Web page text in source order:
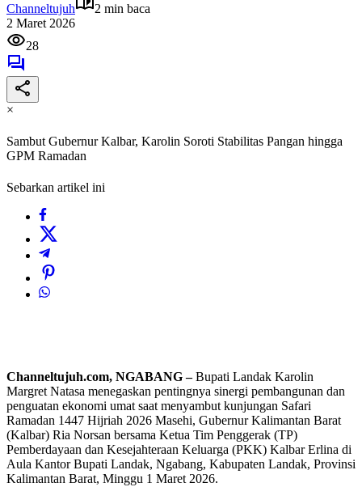
Channeltujuh
2 min baca
2 Maret 2026
28
×
Sambut Gubernur Kalbar, Karolin Soroti Stabilitas Pangan hingga
GPM Ramadan
Sebarkan artikel ini
Channeltujuh.com, NGABANG –Bupati Landak Karolin
Margret Natasa menegaskan pentingnya sinergi pembangunan dan
penguatan ekonomi umat saat menyambut kunjungan Safari
Ramadan 1447 Hijriah 2026 Masehi, Gubernur Kalimantan Barat
(Kalbar) Ria Norsan bersama Ketua Tim Penggerak (TP)
Pemberdayaan dan Kesejahteraan Keluarga (PKK) Kalbar Erlina di
Aula Kantor Bupati Landak, Ngabang, Kabupaten Landak, Provinsi
Kalimantan Barat, Minggu 1 Maret 2026.